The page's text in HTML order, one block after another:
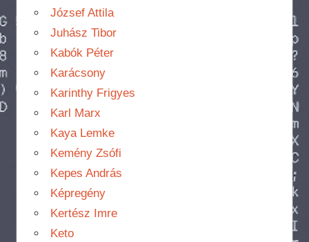
József Attila
Juhász Tibor
Kabók Péter
Karácsony
Karinthy Frigyes
Karl Marx
Kaya Lemke
Kemény Zsófi
Kepes András
Képregény
Kertész Imre
Keto